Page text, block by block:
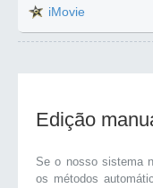
iMovie
Edição
Se o nosso sistema
os métodos